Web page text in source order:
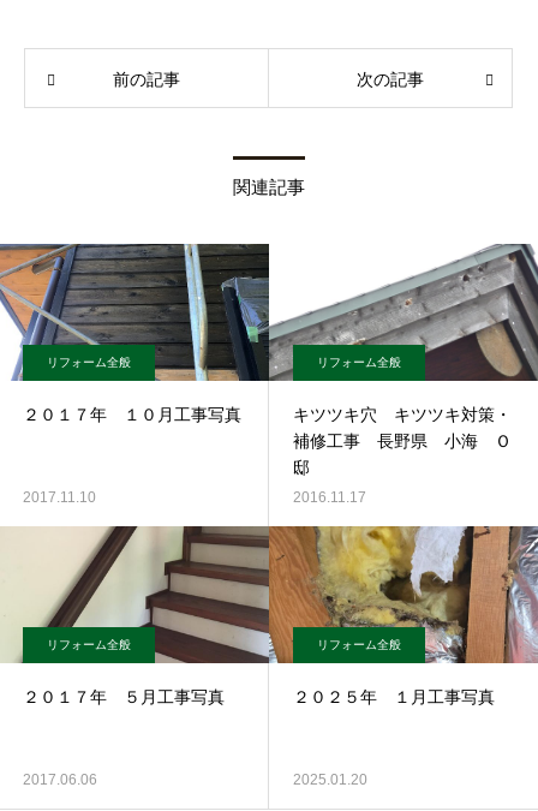
前の記事 次の記事
関連記事
リフォーム全般
２０１７年 １０月工事写真
2017.11.10
リフォーム全般
キツツキ穴 キツツキ対策・
補修工事 長野県 小海 Ｏ
邸
2016.11.17
リフォーム全般
２０１７年 ５月工事写真
2017.06.06
リフォーム全般
２０２５年 １月工事写真
2025.01.20